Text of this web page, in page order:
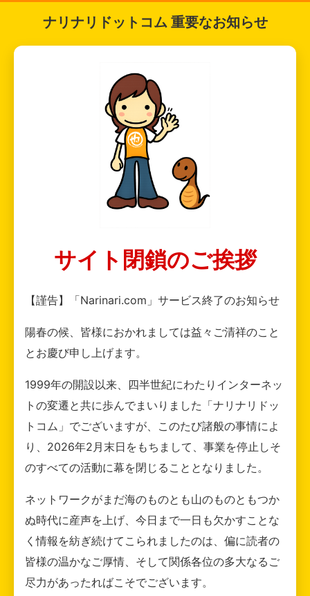
ナリナリドットコム 重要なお知らせ
サイト閉鎖のご挨拶
【謹告】「Narinari.com」サービス終了のお知らせ
陽春の候、皆様におかれましては益々ご清祥のこと
とお慶び申し上げます。
1999年の開設以来、四半世紀にわたりインターネッ
トの変遷と共に歩んでまいりました「ナリナリドッ
トコム」でございますが、このたび諸般の事情によ
り、2026年2月末日をもちまして、事業を停止しそ
のすべての活動に幕を閉じることとなりました。
ネットワークがまだ海のものとも山のものともつか
ぬ時代に産声を上げ、今日まで一日も欠かすことな
く情報を紡ぎ続けてこられましたのは、偏に読者の
皆様の温かなご厚情、そして関係各位の多大なるご
尽力があったればこそでございます。